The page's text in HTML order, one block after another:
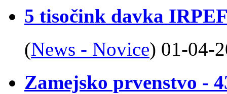
5 tisočink davka
(News - Novice) 01-04-
Zamejsko prvenstvo -